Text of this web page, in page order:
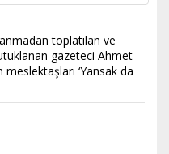
toplatılan ve
gazeteci Ahmet
meslektaşları ‘Yansak da